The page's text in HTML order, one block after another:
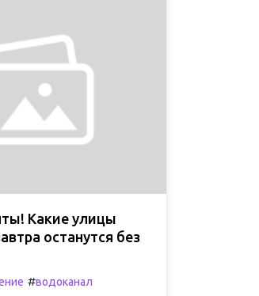
Какие улицы
останутся без
#водоканал